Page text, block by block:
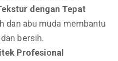
dengan Tepat
dan abu muda membantu
bersih.
Profesional